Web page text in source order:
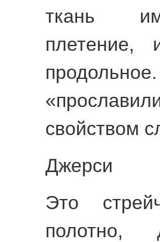
ткань
свойством
Джерси
Это
полотно,